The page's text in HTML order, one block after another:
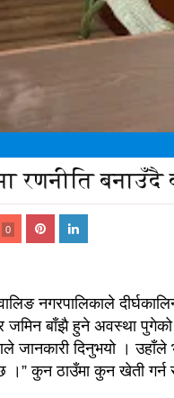
रणनीति बनाउँदै
0
नगरपालिकाले
बाँझै हुने अवस्था पुगेको
दिनुभयो । उहाँले
।” कुन ठाउँमा कुन खेती गर्न